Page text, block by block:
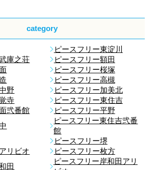
category
ピースフリー東淀川
庫之荘
ピースフリー額田
ピースフリー桜塚
ピースフリー高槻
野
ピースフリー加美北
寺
ピースフリー東住吉
弐番館
ピースフリー平野
ピースフリー東住吉弐番
館
ピースフリー堺
リビオ
ピースフリー枚方
田
ピースフリー岸和田アリ